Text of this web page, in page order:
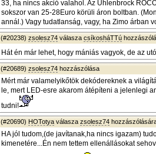
33, ha nincs akció valahol. Az Uhlenbrock
sokszor van 25-28Euro körüli áron boltban.
annál.) Vagy tudatlanság, vagy, ha Zimo árban
(#20238) zsolesz74 válasza csíkosháTTú
Hát én már lehet, hogy mániás vagyok, de az
(#20689) zsolesz74 hozzászólása
Mért már valamelyikőtök dekódereknek a
le, mert LED-esre akarom átépíteni a jelenlegi
tudni!
(#20690) HOTotya válasza zsolesz74
HA jól tudom,(de javítanak,ha nincs igazam)
kimenetére...Én nem tettem ellenállásokat